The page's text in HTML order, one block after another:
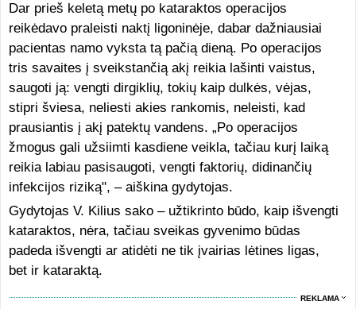
Dar prieš keletą metų po kataraktos operacijos
reikėdavo praleisti naktį ligoninėje, dabar dažniausiai
pacientas namo vyksta tą pačią dieną. Po operacijos
tris savaites į sveikstančią akį reikia lašinti vaistus,
saugoti ją: vengti dirgiklių, tokių kaip dulkės, vėjas,
stipri šviesa, neliesti akies rankomis, neleisti, kad
prausiantis į akį patektų vandens. „Po operacijos
žmogus gali užsiimti kasdiene veikla, tačiau kurį laiką
reikia labiau pasisaugoti, vengti faktorių, didinančių
infekcijos riziką", – aiškina gydytojas.
Gydytojas V. Kilius sako – užtikrinto būdo, kaip išvengti
kataraktos, nėra, tačiau sveikas gyvenimo būdas
padeda išvengti ar atidėti ne tik įvairias lėtines ligas,
bet ir kataraktą.
REKLAMA